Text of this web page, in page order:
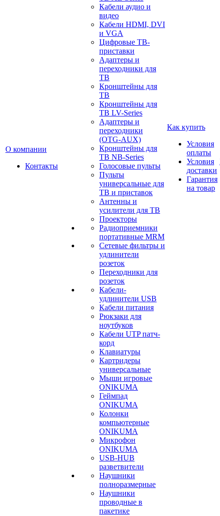
О компании
Контакты
Кабели аудио и
видео
Кабели HDMI, DVI
и VGA
Цифровые ТВ-
приставки
Адаптеры и
переходники для
ТВ
Кронштейны для
ТВ
Кронштейны для
ТВ LV-Series
Адаптеры и
переходники
(OTG-AUX)
Кронштейны для
ТВ NB-Series
Голосовые пульты
Пульты
универсальные для
ТВ и приставок
Антенны и
усилители для ТВ
Проекторы
Радиоприемники
портативные MRM
Сетевые фильтры и
удлинители
розеток
Переходники для
розеток
Кабели-
удлинители USB
Кабели питания
Рюкзаки для
ноутбуков
Кабели UTP патч-
корд
Клавиатуры
Картридеры
универсальные
Мыши игровые
ONIKUMA
Геймпад
ONIKUMA
Колонки
компьютерные
ONIKUMA
Микрофон
ONIKUMA
USB-HUB
разветвители
Наушники
полноразмерные
Наушники
проводные в
пакетике
Как купить
Условия
оплаты
Условия
доставки
Гарантия
на товар